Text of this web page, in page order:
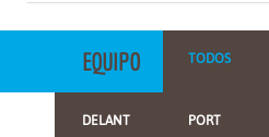
EQUIPO TODOS
DELANT PORT